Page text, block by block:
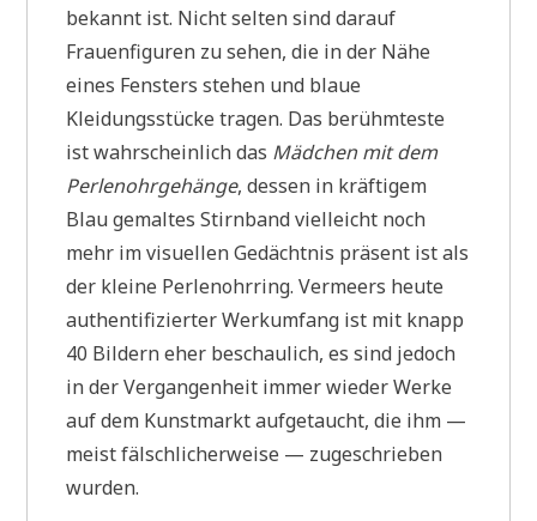
bekannt ist. Nicht selten sind darauf
Frauenfiguren zu sehen, die in der Nähe
eines Fensters stehen und blaue
Kleidungsstücke tragen. Das berühmteste
ist wahrscheinlich das Mädchen mit dem
Perlenohrgehänge, dessen in kräftigem
Blau gemaltes Stirnband vielleicht noch
mehr im visuellen Gedächtnis präsent ist als
der kleine Perlenohrring. Vermeers heute
authentifizierter Werkumfang ist mit knapp
40 Bildern eher beschaulich, es sind jedoch
in der Vergangenheit immer wieder Werke
auf dem Kunstmarkt aufgetaucht, die ihm —
meist fälschlicherweise — zugeschrieben
wurden.